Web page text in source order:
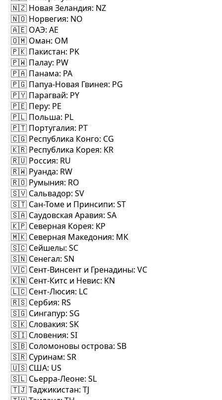
🇳🇿 Новая Зеландия: NZ
🇳🇴 Норвегия: NO
🇦🇪 ОАЭ: AE
🇴🇲 Оман: OM
🇵🇰 Пакистан: PK
🇵🇼 Палау: PW
🇵🇦 Панама: PA
🇵🇬 Папуа-Новая Гвинея: PG
🇵🇾 Парагвай: PY
🇵🇪 Перу: PE
🇵🇱 Польша: PL
🇵🇹 Португалия: PT
🇨🇬 Республика Конго: CG
🇰🇷 Республика Корея: KR
🇷🇺 Россия: RU
🇷🇼 Руанда: RW
🇷🇴 Румыния: RO
🇸🇻 Сальвадор: SV
🇸🇹 Сан-Томе и Принсипи: ST
🇸🇦 Саудовская Аравия: SA
🇰🇵 Северная Корея: KP
🇲🇰 Северная Македония: MK
🇸🇨 Сейшелы: SC
🇸🇳 Сенегал: SN
🇻🇨 Сент-Винсент и Гренадины: VC
🇰🇳 Сент-Китс и Невис: KN
🇱🇨 Сент-Люсия: LC
🇷🇸 Сербия: RS
🇸🇬 Сингапур: SG
🇸🇰 Словакия: SK
🇸🇮 Словения: SI
🇸🇧 Соломоновы острова: SB
🇸🇷 Суринам: SR
🇺🇸 США: US
🇸🇱 Сьерра-Леоне: SL
🇹🇯 Таджикистан: TJ